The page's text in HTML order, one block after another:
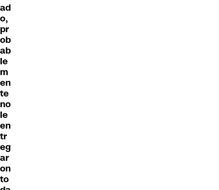
ad
o,
pr
ob
ab
le
m
en
te
no
le
en
tr
eg
ar
on
to